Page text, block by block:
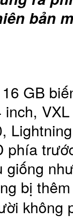
Bao da samsung
da Samsung
Ốp lưng iPhone
bản
GB
phía
bị
không